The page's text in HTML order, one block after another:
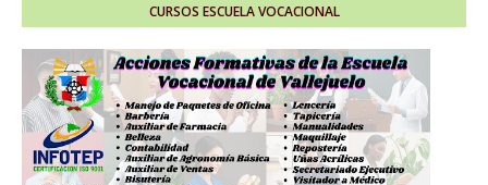
CURSOS ESCUELA VOCACIONAL